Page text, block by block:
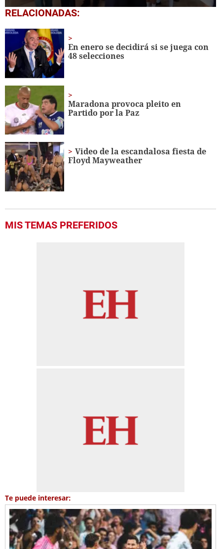
0
seconds
1
minute,
56
seconds
RELACIONADAS:
En enero se decidirá si se juega con
48 selecciones
Maradona provoca pleito en
Partido por la Paz
Video de la escandalosa fiesta de
Floyd Mayweather
MIS TEMAS PREFERIDOS
Te puede interesar: